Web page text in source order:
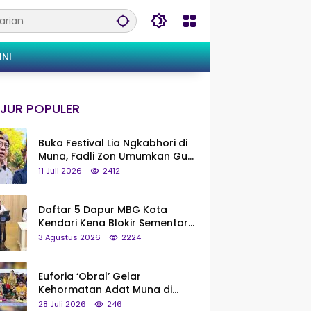
POPULER
Buka Festival Lia Ngkabhori di
Muna, Fadli Zon Umumkan Gua
Metanduno Segera Naik Status
11 Juli 2026 2412
Daftar 5 Dapur MBG Kota
Kendari Kena Blokir Sementara
dari Pusat
3 Agustus 2026 2224
Euforia ‘Obral’ Gelar
Kehormatan Adat Muna di
Silaturahmi KKMM, Ridwan Bae:
28 Juli 2026 246